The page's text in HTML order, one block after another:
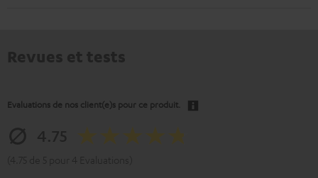
Evaluations de nos client(e)s pour ce produit.